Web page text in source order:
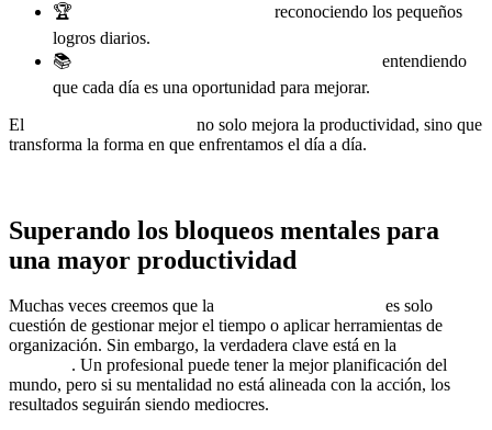
🏆
reconociendo los pequeños
logros diarios.
📚
entendiendo
que cada día es una oportunidad para mejorar.
El
no solo mejora la productividad, sino que
transforma la forma en que enfrentamos el día a día.
Superando los bloqueos mentales para
una mayor productividad
Muchas veces creemos que la
es solo
cuestión de gestionar mejor el tiempo o aplicar herramientas de
organización. Sin embargo, la verdadera clave está en la
. Un profesional puede tener la mejor planificación del
mundo, pero si su mentalidad no está alineada con la acción, los
resultados seguirán siendo mediocres.